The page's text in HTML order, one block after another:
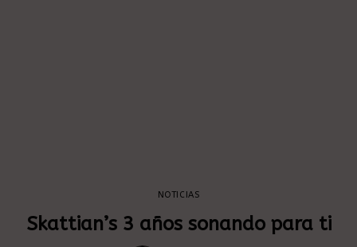
NOTICIAS
Skattian’s 3 años sonando para ti